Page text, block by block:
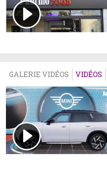
GALERIE VIDÉOS VIDÉOS